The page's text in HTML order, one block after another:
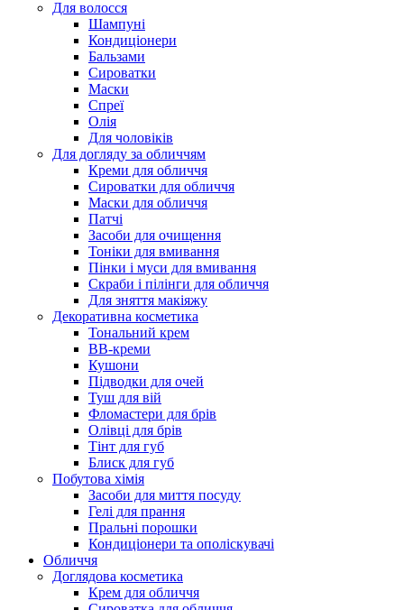
Для волосся
Шампуні
Кондиціонери
Бальзами
Сироватки
Маски
Спреї
Олія
Для чоловіків
Для догляду за обличчям
Креми для обличчя
Сироватки для обличчя
Маски для обличчя
Патчі
Засоби для очищення
Тоніки для вмивання
Пінки і муси для вмивання
Скраби і пілінги для обличчя
Для зняття макіяжу
Декоративна косметика
Тональний крем
BB-креми
Кушони
Підводки для очей
Туш для вій
Фломастери для брів
Олівці для брів
Тінт для губ
Блиск для губ
Побутова хімія
Засоби для миття посуду
Гелі для прання
Пральні порошки
Кондиціонери та ополіскувачі
Обличчя
Доглядова косметика
Крем для обличчя